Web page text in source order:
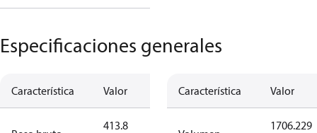
Especificaciones generales
Característica Valor
413.8
Característica Valor
1706.229